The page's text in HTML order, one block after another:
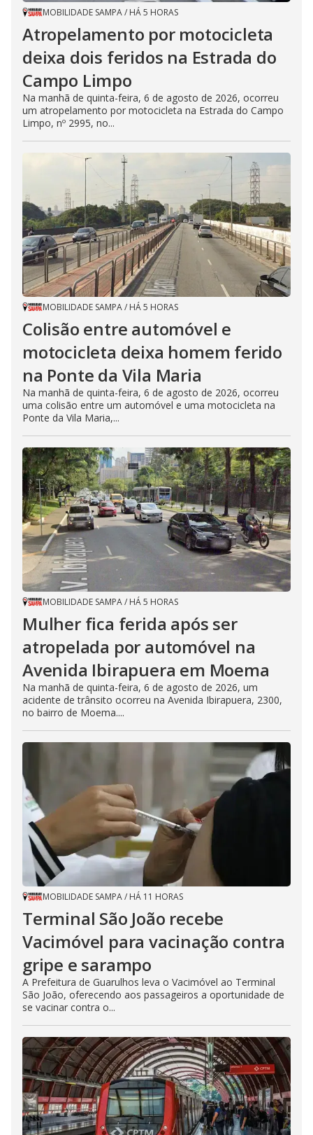
MOBILIDADE SAMPA/ HÁ 5 HORAS
Atropelamento por motocicleta
deixa dois feridos na Estrada do
Campo Limpo
Na manhã de quinta-feira, 6 de agosto de 2026, ocorreu
um atropelamento por motocicleta na Estrada do Campo
Limpo, nº 2995, no...
MOBILIDADE SAMPA/ HÁ 5 HORAS
Colisão entre automóvel e
motocicleta deixa homem ferido
na Ponte da Vila Maria
Na manhã de quinta-feira, 6 de agosto de 2026, ocorreu
uma colisão entre um automóvel e uma motocicleta na
Ponte da Vila Maria,...
MOBILIDADE SAMPA/ HÁ 5 HORAS
Mulher fica ferida após ser
atropelada por automóvel na
Avenida Ibirapuera em Moema
Na manhã de quinta-feira, 6 de agosto de 2026, um
acidente de trânsito ocorreu na Avenida Ibirapuera, 2300,
no bairro de Moema....
MOBILIDADE SAMPA/ HÁ 11 HORAS
Terminal São João recebe
Vacimóvel para vacinação contra
gripe e sarampo
A Prefeitura de Guarulhos leva o Vacimóvel ao Terminal
São João, oferecendo aos passageiros a oportunidade de
se vacinar contra o...